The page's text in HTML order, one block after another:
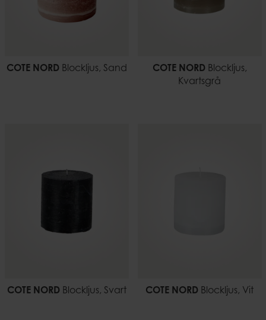
COTE NORD Blockljus, Sand COTE NORD Blockljus,
Kvartsgrå
COTE NORD Blockljus, Svart COTE NORD Blockljus, Vit